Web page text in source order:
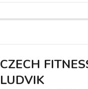
CZECH
LUDVIK